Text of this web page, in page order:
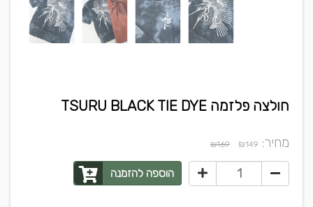
חולצה פלזמה TSURU BLACK TIE DYE
מחיר: ₪149
₪169
הוספה להזמנה